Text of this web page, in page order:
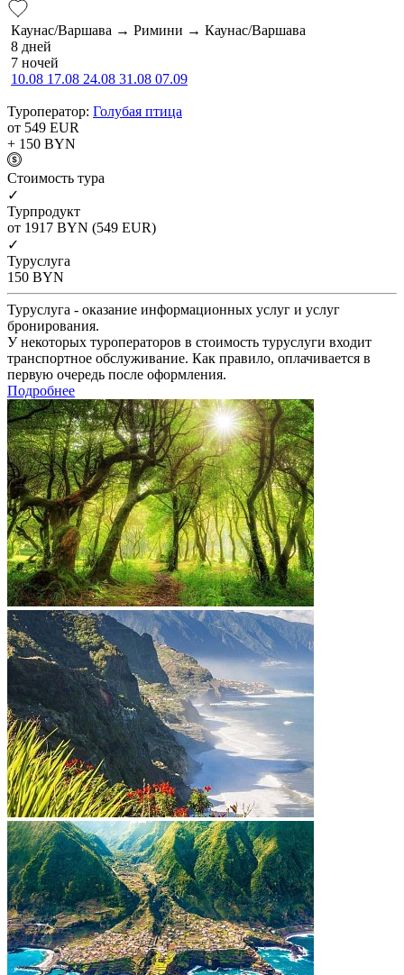
Каунас/Варшава → Римини → Каунас/Варшава
8 дней
7 ночей
10.08 17.08 24.08 31.08 07.09
Туроператор: Голубая птица
от 549 EUR
+ 150 BYN
Cтоимость тура
✓
Турпродукт
от 1917 BYN (549 EUR)
✓
Туруслуга
150 BYN
Туруслуга - оказание информационных услуг и услуг
бронирования.
У некоторых туроператоров в стоимость туруслуги входит
транспортное обслуживание. Как правило, оплачивается в
первую очередь после оформления.
Подробнее